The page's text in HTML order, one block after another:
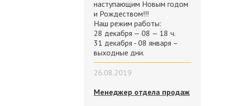
наступающим Новым годом
и Рождеством!!!
Наш режим работы:
28 декабря — 08 — 18 ч.
31 декабря - 08 января –
выходные дни.
26.08.2019
Менеджер отдела продаж